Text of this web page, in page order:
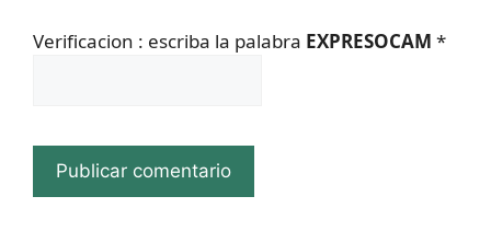
Verificacion : escriba la palabra EXPRESOCAM *